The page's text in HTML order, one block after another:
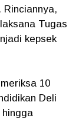
Rinciannya,
Tugas
kepsek
10
Deli